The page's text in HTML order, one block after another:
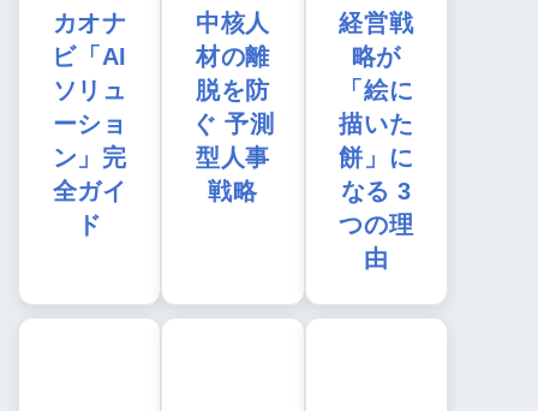
カオナ
ビ「AI
ソリュ
ーショ
ン」完
全ガイ
ド
中核人
材の離
脱を防
ぐ 予測
型人事
戦略
経営戦
略が
「絵に
描いた
餅」に
なる 3
つの理
由